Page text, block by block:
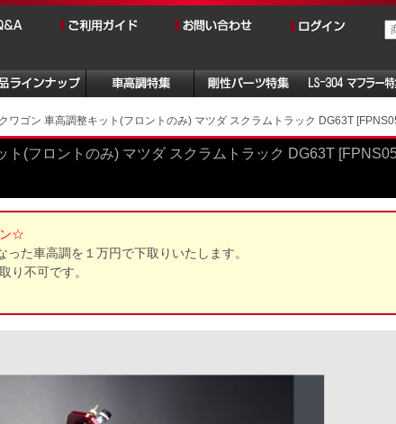
ワゴン 車高調整キット(フロントのみ) マツダ スクラムトラック DG63T
ト(フロントのみ) マツダ スクラムトラック DG63T
ン☆
た車高調を１万円で下取りいたします。
り不可です。